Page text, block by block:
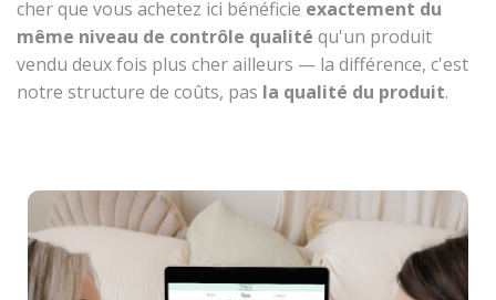
cher que vous achetez ici bénéficie exactement du
même niveau de contrôle qualité qu'un produit
vendu deux fois plus cher ailleurs — la différence, c'est
notre structure de coûts, pas la qualité du produit.